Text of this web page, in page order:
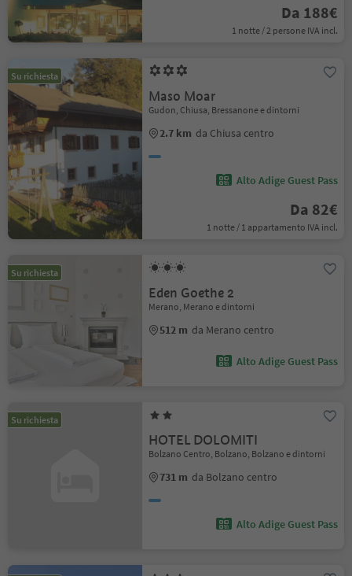
Da 188€
1 notte / 2 persone IVA incl.
Su richiesta
Maso Moar
Gudon, Chiusa, Bressanone e dintorni
2.7 km da Chiusa centro
Alto Adige Guest Pass
Da 82€
1 notte / 1 appartamento IVA incl.
Su richiesta
Eden Goethe 2
Merano, Merano e dintorni
512 m da Merano centro
Alto Adige Guest Pass
Su richiesta
HOTEL DOLOMITI
Bolzano Centro, Bolzano, Bolzano e dintorni
731 m da Bolzano centro
Alto Adige Guest Pass